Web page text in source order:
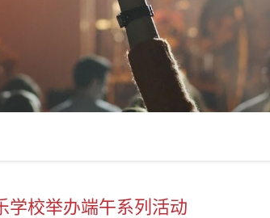
学校举办端午系列活动